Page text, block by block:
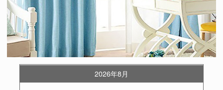
2026年8月